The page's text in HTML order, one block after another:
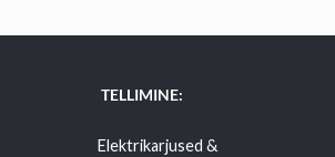
TELLIMINE:
Elektrikarjused &